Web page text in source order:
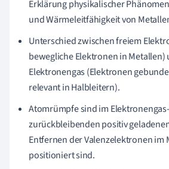
Erklärung physikalischer
und Wärmeleitfähigkeit von
Unterschied zwischen freiem
bewegliche Elektronen in
Elektronengas (Elektronen
relevant in Halbleitern).
Atomrümpfe sind im
zurückbleibenden positiv
Entfernen der Valenzelektronen im
positioniert sind.